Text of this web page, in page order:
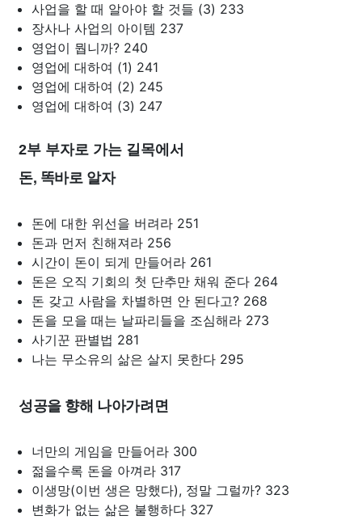
사업을 할 때 알아야 할 것들 (3) 233
장사나 사업의 아이템 237
영업이 뭡니까? 240
영업에 대하여 (1) 241
영업에 대하여 (2) 245
영업에 대하여 (3) 247
2부 부자로 가는 길목에서
돈, 똑바로 알자
돈에 대한 위선을 버려라 251
돈과 먼저 친해져라 256
시간이 돈이 되게 만들어라 261
돈은 오직 기회의 첫 단추만 채워 준다 264
돈 갖고 사람을 차별하면 안 된다고? 268
돈을 모을 때는 날파리들을 조심해라 273
사기꾼 판별법 281
나는 무소유의 삶은 살지 못한다 295
성공을 향해 나아가려면
너만의 게임을 만들어라 300
젊을수록 돈을 아껴라 317
이생망(이번 생은 망했다), 정말 그럴까? 323
변화가 없는 삶은 불행하다 327